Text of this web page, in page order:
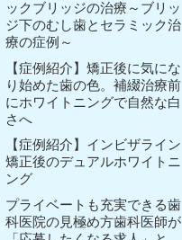
ックブリッジの治療～ブリッ
ジ下のむし歯とセラミック治
療の症例～
【症例紹介】矯正後に気にな
り始めた歯の色。補綴治療前
にホワイトニングで自然な白
さへ
【症例紹介】インビザライン
矯正後のデュアルホワイトニ
ング
プライベートも充実できる歯
科医院の見極め方歯科医師が